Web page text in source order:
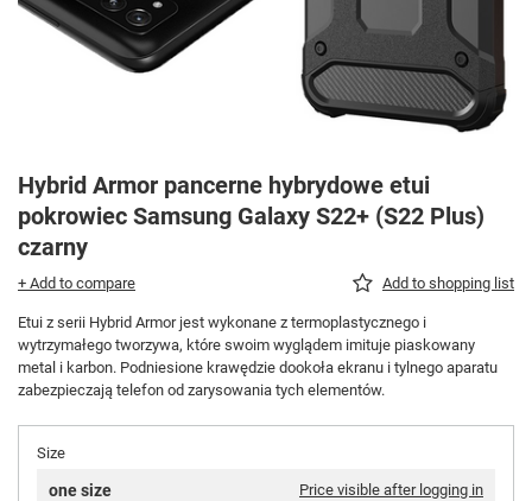
Hybrid Armor pancerne hybrydowe etui
pokrowiec Samsung Galaxy S22+ (S22 Plus)
czarny
+ Add to compare Add to shopping list
Etui z serii Hybrid Armor jest wykonane z termoplastycznego i
wytrzymałego tworzywa, które swoim wyglądem imituje piaskowany
metal i karbon. Podniesione krawędzie dookoła ekranu i tylnego aparatu
zabezpieczają telefon od zarysowania tych elementów.
Size
one size
Price visible after logging in